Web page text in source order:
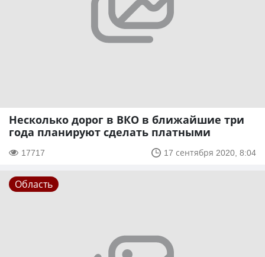
Несколько дорог в ВКО в ближайшие три
года планируют сделать платными
17717 17 сентября 2020, 8:04
Область